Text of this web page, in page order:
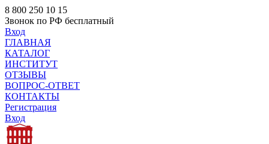
8 800 250 10 15
Звонок по РФ бесплатный
Вход
ГЛАВНАЯ
КАТАЛОГ
ИНСТИТУТ
ОТЗЫВЫ
ВОПРОС-ОТВЕТ
КОНТАКТЫ
Регистрация
Вход